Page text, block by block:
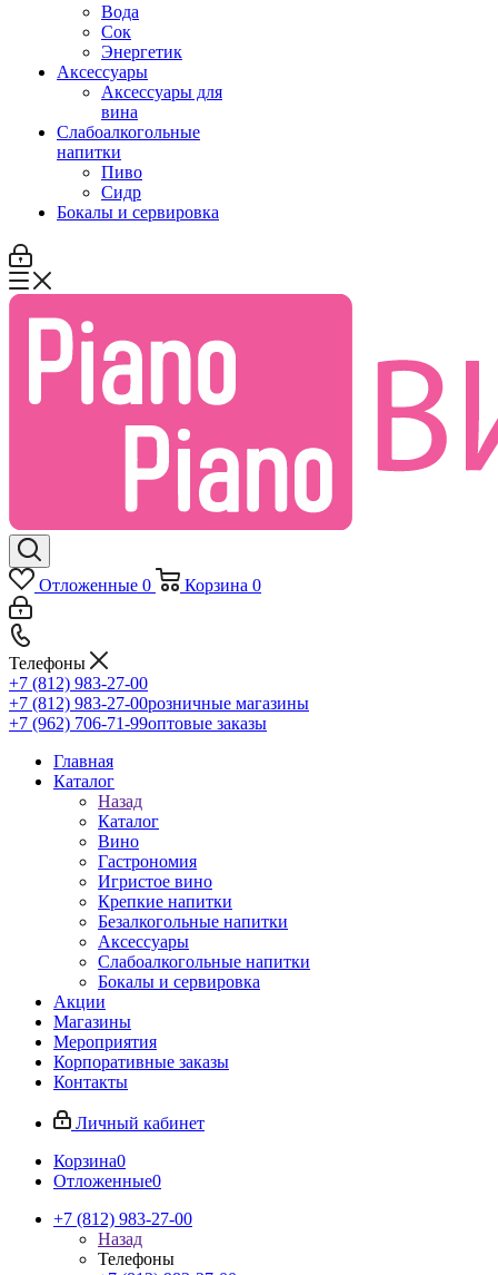
Вода
Сок
Энергетик
Аксессуары
Аксессуары для
вина
Слабоалкогольные
напитки
Пиво
Сидр
Бокалы и сервировка
Отложенные 0 Корзина 0
Телефоны
+7 (812) 983-27-00
+7 (812) 983-27-00розничные магазины
+7 (962) 706-71-99оптовые заказы
Главная
Каталог
Назад
Каталог
Вино
Гастрономия
Игристое вино
Крепкие напитки
Безалкогольные напитки
Аксессуары
Слабоалкогольные напитки
Бокалы и сервировка
Акции
Магазины
Мероприятия
Корпоративные заказы
Контакты
Личный кабинет
Корзина0
Отложенные0
+7 (812) 983-27-00
Назад
Телефоны